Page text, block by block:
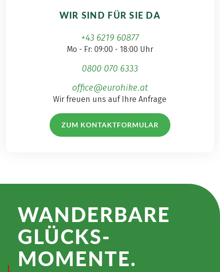
WIR SIND FÜR SIE DA
+43 6219 60877
Mo - Fr: 09:00 - 18:00 Uhr
0800 070 6333
office@eurohike.at
Wir freuen uns auf Ihre Anfrage
ZUM KONTAKTFORMULAR
WANDER­BARE
GLÜCKS­
MOMENTE.